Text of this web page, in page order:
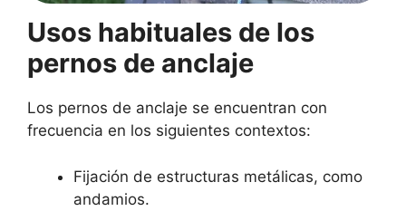
Usos habituales de los
pernos de anclaje
Los pernos de anclaje se encuentran con
frecuencia en los siguientes contextos:
Fijación de estructuras metálicas, como
andamios.